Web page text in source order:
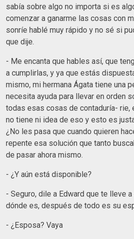
sabía sobre algo no importa si es
comenzar a ganarme las cosas con
sonríe hablé muy rápido y no sé si
que dije.
- Me encanta que hables así, que
a cumplirlas, y ya que estás
mismo, mi hermana Ágata tiene una
necesita ayuda para llevar en orden
todas esas cosas de contaduría- rie,
no tiene ni idea de eso y esto es
¿No les pasa que cuando quieren
repente esa solución que tanto
de pasar ahora mismo.
- ¿Y aún está disponible?
- Seguro, dile a Edward que te lleve
dónde es, después de todo es su
- ¿Esposa? Vaya